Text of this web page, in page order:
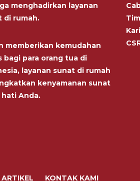
menghadirkan layanan
di rumah.
memberikan kemudahan
bagi para orang tua di
layanan sunat di rumah
kenyamanan sunat
hati Anda.
ARTIKEL KONTAK KAMI